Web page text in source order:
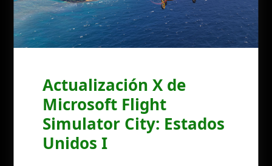
Actualización X de
Microsoft Flight
Simulator City: Estados
Unidos I